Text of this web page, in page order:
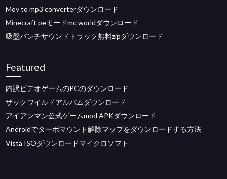
Mov to mp3 converterダウンロード
Minecraft peモードmc worldダウンロード
吸盤パンチサウンドトラック無料zipダウンロード
Featured
内訳ビデオゲームのPCのダウンロード
ザックワイルドアルバムダウンロード
アイアンマン公式ゲームmod APKダウンロード
Androidでターボマウント解除マップをダウンロードする方法
Vista ISOダウンロードマイクロソフト